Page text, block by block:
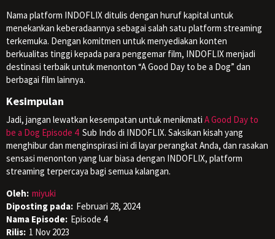
Nama platform INDOFLIX ditulis dengan huruf kapital untuk
menekankan keberadaannya sebagai salah satu platform streaming
terkemuka. Dengan komitmen untuk menyediakan konten
berkualitas tinggi kepada para penggemar film, INDOFLIX menjadi
destinasi terbaik untuk menonton “A Good Day to be a Dog” dan
berbagai film lainnya.
Kesimpulan
Jadi, jangan lewatkan kesempatan untuk menikmati A Good Day to
be a Dog Episode 4 Sub Indo di INDOFLIX. Saksikan kisah yang
menghibur dan menginspirasi ini di layar perangkat Anda, dan rasakan
sensasi menonton yang luar biasa dengan INDOFLIX, platform
streaming terpercaya bagi semua kalangan.
Oleh: miyuki
Diposting pada: Februari 28, 2024
Nama Episode: Episode 4
Rilis: 1 Nov 2023